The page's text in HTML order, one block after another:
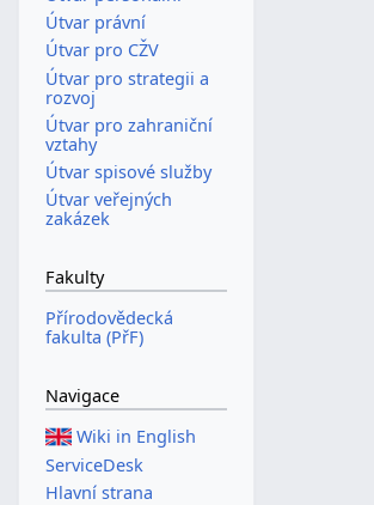
Útvar právní
Útvar pro CŽV
Útvar pro strategii a
rozvoj
Útvar pro zahraniční
vztahy
Útvar spisové služby
Útvar veřejných
zakázek
Fakulty
Přírodovědecká
fakulta (PřF)
Navigace
Wiki in English
ServiceDesk
Hlavní strana